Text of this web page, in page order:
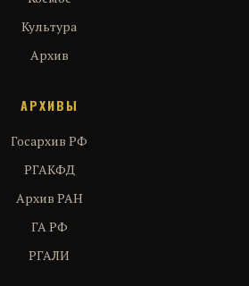
Культура
Архив
АРХИВЫ
Госархив РФ
РГАКФД
Архив РАН
ГА РФ
РГАЛИ